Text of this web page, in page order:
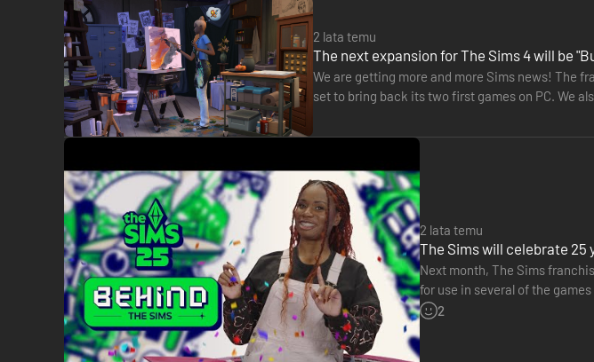
2 lata temu
The next expansion for The Sims 4 will be
We are getting more and more Sims news! The
set to bring back its two first games on PC. We
2 lata temu
The Sims will celebrate 25
Next month, The Sims
for use in several of the
including clothes,
2